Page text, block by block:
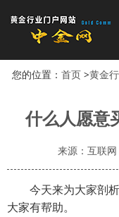
您的位置： 首页>黄金
什么人愿意
来源：互联网
今天来为大家剖
大家有帮助。